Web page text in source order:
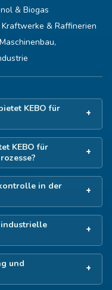
& Biogas
& Raffinerien
KEBO für
KEBO für
in der
industrielle
und